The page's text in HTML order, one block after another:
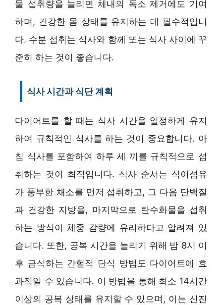
물 섭취량을 늘리면 체내의 독소 제거에도 기여
하며, 건강한 몸 상태를 유지하는 데 필수적입니
다. 수분 섭취는 식사와 함께 또는 식사 사이에 꾸
준히 하는 것이 좋습니다.
식사 시간과 식단 계획
다이어트를 할 때는 식사 시간을 일정하게 유지
하여 규칙적인 식사를 하는 것이 중요합니다. 아
침 식사를 포함하여 하루 세 끼를 규칙적으로 섭
취하는 것이 최적입니다. 식사 순서는 식이섬유
가 풍부한 채소를 먼저 섭취하고, 그 다음 단백질
과 건강한 지방을, 마지막으로 탄수화물을 섭취
하는 방식이 체중 감량에 유리하다고 알려져 있
습니다. 또한, 공복 시간을 늘리기 위해 밤 8시 이
후 금식하는 간헐적 단식 방법도 다이어트에 효
과적일 수 있습니다. 이 방법을 통해 최소 14시간
이상의 공복 상태를 유지할 수 있으며, 이는 신진